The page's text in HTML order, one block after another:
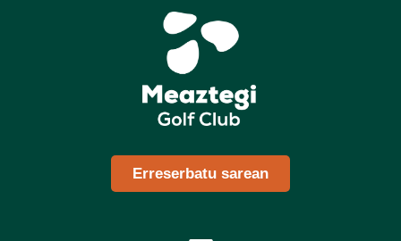
Erreserbatu sarean